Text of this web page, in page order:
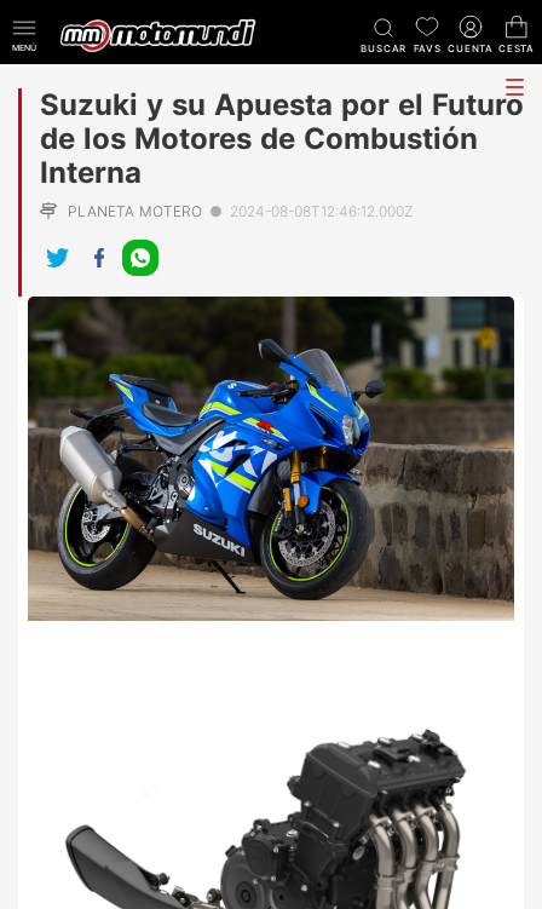
MENÚ BUSCAR FAVS CUENTA CESTA
Suzuki y su Apuesta por el Futuro
de los Motores de Combustión
Interna
PLANETA MOTERO ● 2024-08-08T12:46:12.000Z